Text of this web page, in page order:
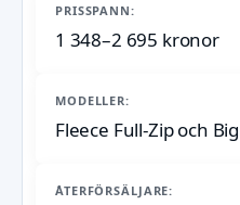
PRISSPANN:
1 348–2 695 kronor
MODELLER:
Fleece Full-Zip och
ÅTERFÖRSÄLJARE: